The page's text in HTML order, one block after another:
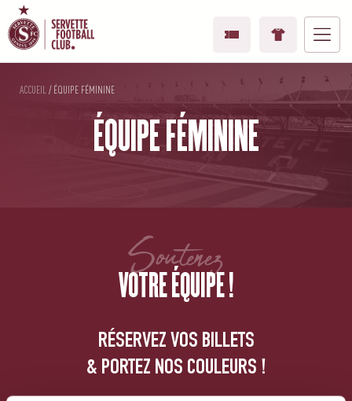
ACCUEIL /ÉQUIPE FÉMININE
ÉQUIPE FÉMININE
Soutenez
VOTRE ÉQUIPE !
RÉSERVEZ VOS BILLETS
& PORTEZ NOS COULEURS !